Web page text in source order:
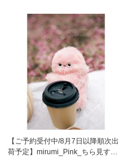
【ご予約受付中/8月7日以降順次出
荷予定】mirumi_Pink_ちら見する